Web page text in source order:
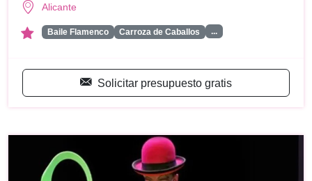
Alicante
Baile Flamenco Carroza de Caballos ...
Solicitar presupuesto gratis